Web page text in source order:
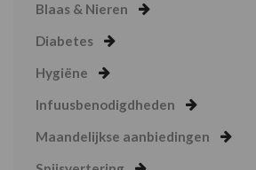
Blaas & Nieren
Diabetes
Hygiëne
Infuusbenodigdheden
Maandelijkse aanbiedingen